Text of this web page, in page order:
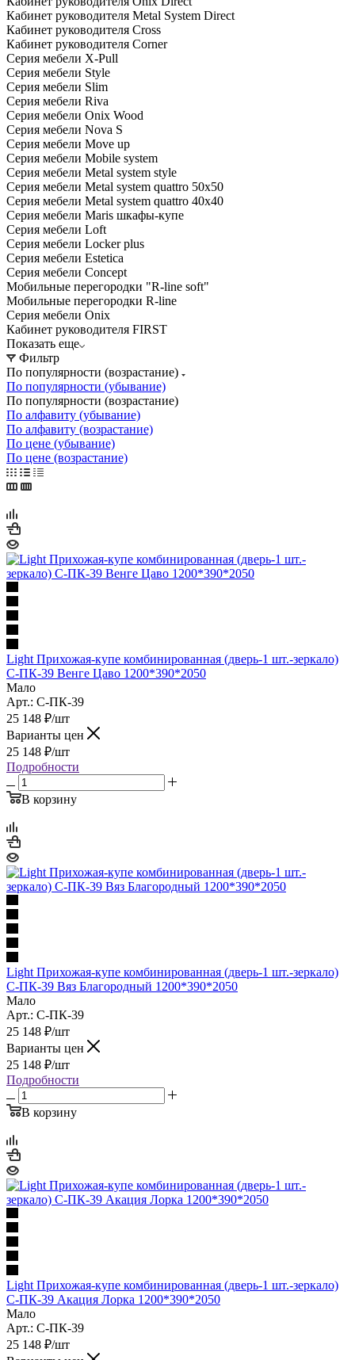
Кабинет руководителя Metal System Direct
Кабинет руководителя Cross
Кабинет руководителя Corner
Серия мебели X-Pull
Серия мебели Style
Серия мебели Slim
Серия мебели Riva
Серия мебели Onix Wood
Серия мебели Nova S
Серия мебели Move up
Серия мебели Mobile system
Серия мебели Metal system style
Серия мебели Metal system quattro 50x50
Серия мебели Metal system quattro 40x40
Серия мебели Maris шкафы-купе
Серия мебели Loft
Серия мебели Locker plus
Серия мебели Estetica
Серия мебели Concept
Мобильные перегородки "R-line soft"
Мобильные перегородки R-line
Серия мебели Onix
Кабинет руководителя FIRST
Показать еще
Фильтр
По популярности (возрастание)
По популярности (убывание)
По популярности (возрастание)
По алфавиту (убывание)
По алфавиту (возрастание)
По цене (убывание)
По цене (возрастание)
Light Прихожая-купе комбинированная (дверь-1 шт.-зеркало)
С-ПК-39 Венге Цаво 1200*390*2050
Мало
Арт.: С-ПК-39
25 148 ₽/шт
Варианты цен
25 148 ₽/шт
Подробности
В корзину
Light Прихожая-купе комбинированная (дверь-1 шт.-зеркало)
С-ПК-39 Вяз Благородный 1200*390*2050
Мало
Арт.: С-ПК-39
25 148 ₽/шт
Варианты цен
25 148 ₽/шт
Подробности
В корзину
Light Прихожая-купе комбинированная (дверь-1 шт.-зеркало)
С-ПК-39 Акация Лорка 1200*390*2050
Мало
Арт.: С-ПК-39
25 148 ₽/шт